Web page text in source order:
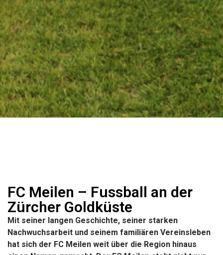
FC Meilen – Fussball an der
Zürcher Goldküste
Mit seiner langen Geschichte, seiner starken
Nachwuchsarbeit und seinem familiären Vereinsleben
hat sich der FC Meilen weit über die Region hinaus